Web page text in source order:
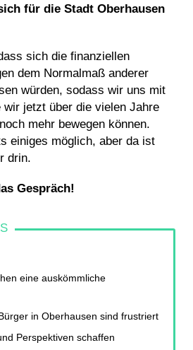
für die Stadt Oberhausen
sich die finanziellen
dem Normalmaß anderer
würden, sodass wir uns mit
jetzt über die vielen Jahre
mehr bewegen können.
einiges möglich, aber da ist
drin.
Gespräch!
eine auskömmliche
in Oberhausen sind frustriert
Perspektiven schaffen